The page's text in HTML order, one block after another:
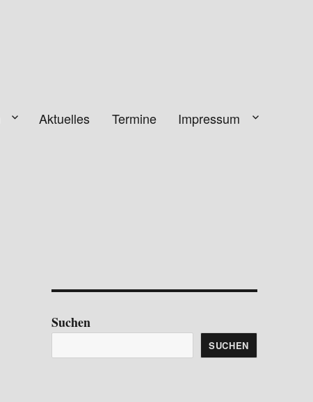
Aktuelles Termine Impressum
Suchen
SUCHEN